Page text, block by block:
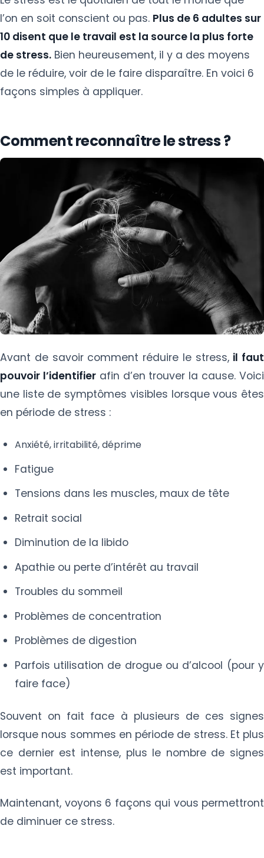
l’on en soit conscient ou pas. Plus de 6 adultes sur
10 disent que le travail est la source la plus forte
de stress. Bien heureusement, il y a des moyens
de le réduire, voir de le faire disparaître. En voici 6
façons simples à appliquer.
Comment reconnaître le stress ?
Avant de savoir comment réduire le stress, il faut
pouvoir l’identifierafin d’en trouver la cause. Voici
une liste de symptômes visibles lorsque vous êtes
en période de stress :
Anxiété, irritabilité, déprime
Fatigue
Tensions dans les muscles, maux de tête
Retrait social
Diminution de la libido
Apathie ou perte d’intérêt au travail
Troubles du sommeil
Problèmes de concentration
Problèmes de digestion
Parfois utilisation de drogue ou d’alcool (pour y
faire face)
Souvent on fait face à plusieurs de ces signes
lorsque nous sommes en période de stress. Et plus
ce dernier est intense, plus le nombre de signes
est important.
Maintenant, voyons 6 façons qui vous permettront
de diminuer ce stress.